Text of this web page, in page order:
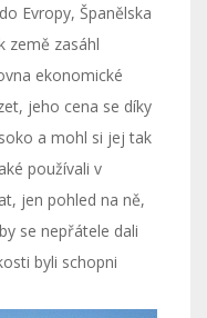
Evropy, Španělska
země zasáhl
ekonomické
jeho cena se díky
a mohl si jej tak
používali v
jen pohled na ně,
se nepřátele dali
byli schopni